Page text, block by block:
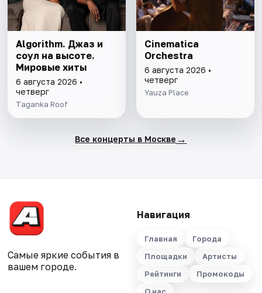
Algorithm. Джаз и
соул на высоте.
Мировые хиты
6 августа 2026 •
четверг
Taganka Roof
Cinematica
Orchestra
6 августа 2026 •
четверг
Yauza Place
Все концерты в Москве →
Самые яркие события в
вашем городе.
Навигация
Главная
Города
Площадки
Артисты
Рейтинги
Промокоды